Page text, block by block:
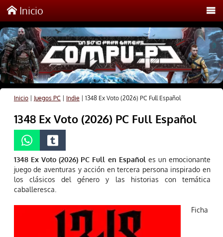
Inicio
Inicio| Juegos PC Indie 1348 Ex Voto (2026) PC Full Español
1348 Ex Voto (2026) PC Full Español
1348 Ex Voto (2026) PC Full en Españoles un emocionante
juego de aventuras y acción en tercera persona inspirado en
los clásicos del género y las historias con temática
caballeresca.
Ficha